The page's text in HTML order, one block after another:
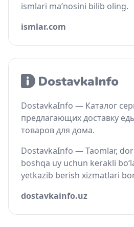
ismlari ma’nosini bilib oling.
ismlar.com
DostavkaInfo — Каталог
предлагающих доставку
товаров для дома.
DostavkaInfo — Taomlar,
boshqa uy uchun kerakli
yetkazib berish xizmatlari
dostavkainfo.uz